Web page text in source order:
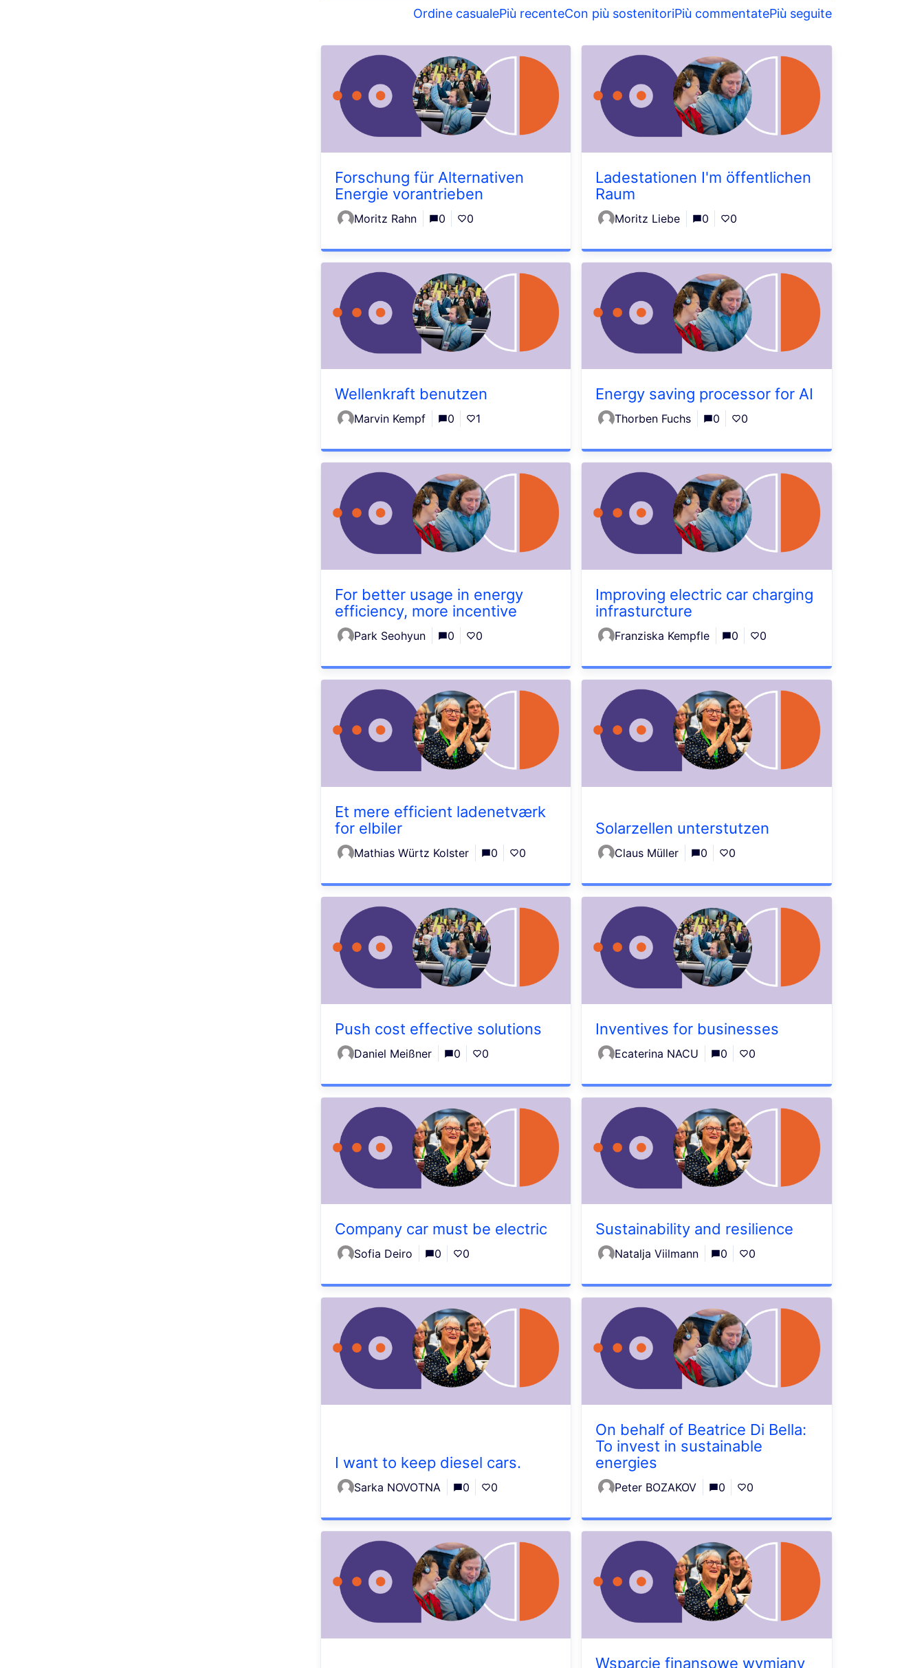
Ordine casualePiù recenteCon più sostenitoriPiù commentatePiù seguite
Forschung für Alternativen
Energie vorantrieben
Moritz Rahn 0 0
Ladestationen I'm öffentlichen
Raum
Moritz Liebe 0 0
Wellenkraft benutzen
Marvin Kempf 0 1
Energy saving processor for AI
Thorben Fuchs 0 0
For better usage in energy
efficiency, more incentive
Park Seohyun 0 0
Improving electric car charging
infrasturcture
Franziska Kempfle 0 0
Et mere efficient ladenetværk
for elbiler
Mathias Würtz Kolster 0 0
Solarzellen unterstutzen
Claus Müller 0 0
Push cost effective solutions
Daniel Meißner 0 0
Inventives for businesses
Ecaterina NACU 0 0
Company car must be electric
Sofia Deiro 0 0
Sustainability and resilience
Natalja Viilmann 0 0
I want to keep diesel cars.
Sarka NOVOTNA 0 0
On behalf of Beatrice Di Bella:
To invest in sustainable
energies
Peter BOZAKOV 0 0
Wsparcie finansowe wymiany